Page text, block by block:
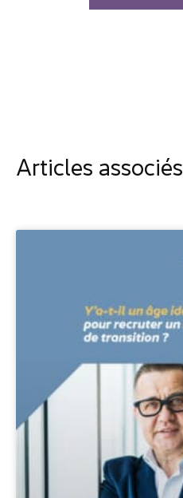
Articles associés